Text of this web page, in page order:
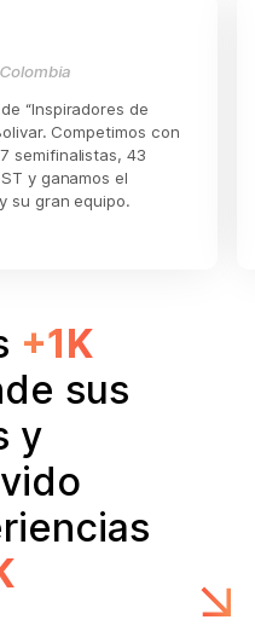
“Inspiradores de
Competimos con
semifinalistas, 43
y ganamos el
su gran equipo.
+1K
sus
y